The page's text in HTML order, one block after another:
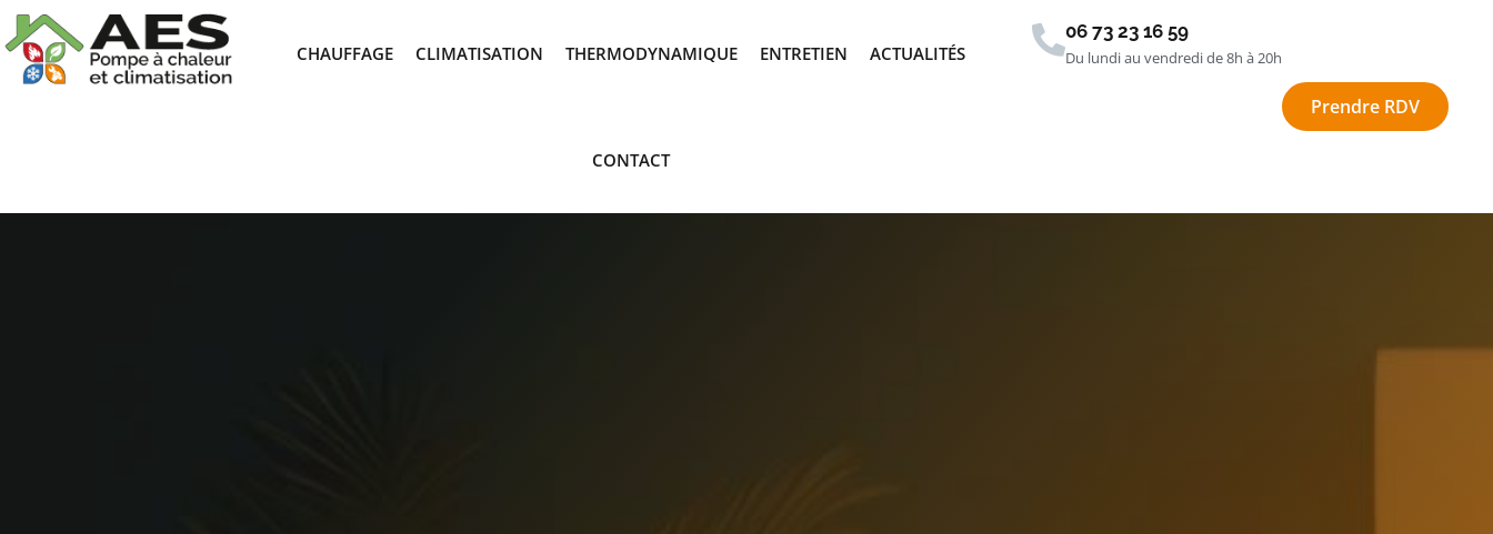
CHAUFFAGE CLIMATISATION THERMODYNAMIQUE ENTRETIEN ACTUALITÉS
CONTACT
06 73 23 16 59
Du lundi au vendredi de 8h à 20h
Prendre RDV